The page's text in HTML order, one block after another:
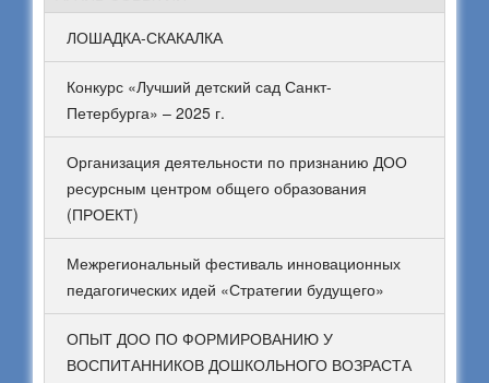
ЛОШАДКА-СКАКАЛКА
Конкурс «Лучший детский сад Санкт-
Петербурга» – 2025 г.
Организация деятельности по признанию ДОО
ресурсным центром общего образования
(ПРОЕКТ)
Межрегиональный фестиваль инновационных
педагогических идей «Стратегии будущего»
ОПЫТ ДОО ПО ФОРМИРОВАНИЮ У
ВОСПИТАННИКОВ ДОШКОЛЬНОГО ВОЗРАСТА